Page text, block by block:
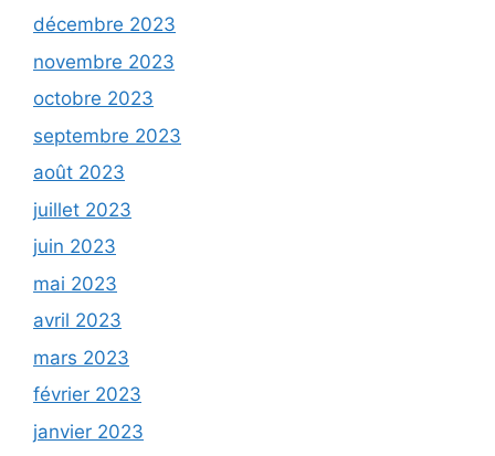
décembre 2023
novembre 2023
octobre 2023
septembre 2023
août 2023
juillet 2023
juin 2023
mai 2023
avril 2023
mars 2023
février 2023
janvier 2023